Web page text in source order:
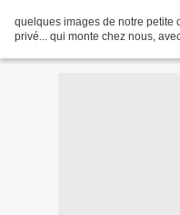
quelques images de notre petite
privé... qui monte chez nous,